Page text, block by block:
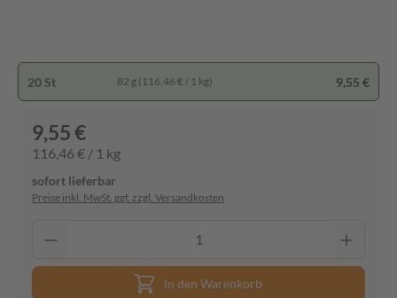
20 St 82 g (116,46 € / 1 kg) 9,55 €
9,55 €
116,46 € / 1 kg
sofort lieferbar
Preise inkl. MwSt. ggf. zzgl. Versandkosten
In den Warenkorb